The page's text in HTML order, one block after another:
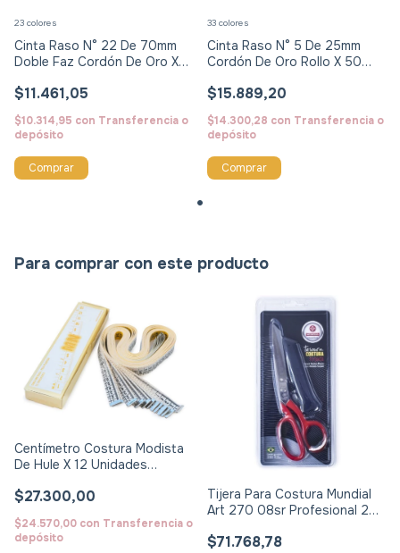
Cinta Raso N° 22 De 70mm
Doble Faz Cordón De Oro X
$11.461,05
$10.314,95 con Transferencia o
depósito
23 colores
Comprar
Cinta Raso N° 5 De 25mm
Cordón De Oro Rollo X 50
$15.889,20
$14.300,28 con Transferencia o
depósito
33 colores
Comprar
Para comprar con este producto
Centímetro Costura Modista
De Hule X 12 Unidades
$27.300,00
$24.570,00 con Transferencia o
depósito
Tijera Para Costura Mundial
Art 270 08sr Profesional 20
$71.768,78